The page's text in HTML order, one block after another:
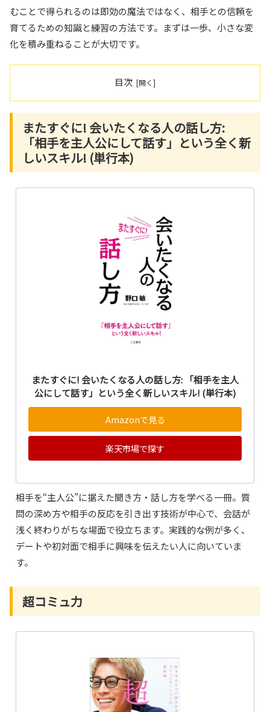
むことで得られるのは即効の魔法ではなく、相手との信頼を
育てるための知識と練習の方法です。まずは一歩、小さな変
化を積み重ねることが大切です。
目次
またすぐに! 会いたくなる人の話し方:
「相手を主人公にして話す」という全く新
しいスキル! (単行本)
またすぐに! 会いたくなる人の話し方: 「相手を主人
公にして話す」という全く新しいスキル! (単行本)
Amazonで見る
楽天市場で探す
相手を“主人公”に据えた聞き方・話し方を学べる一冊。質
問の深め方や相手の反応を引き出す技術が中心で、会話が
浅く終わりがちな場面で役立ちます。実践的な例が多く、
デートや初対面で相手に興味を伝えたい人に向いていま
す。
超コミュ力